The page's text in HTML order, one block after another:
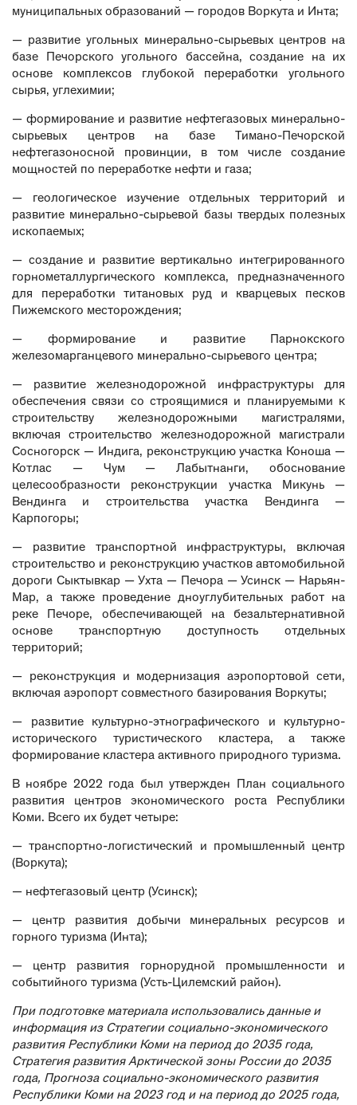
муниципальных образований — городов Воркута и Инта;
— развитие угольных минерально-сырьевых центров на
базе Печорского угольного бассейна, создание на их
основе комплексов глубокой переработки угольного
сырья, углехимии;
— формирование и развитие нефтегазовых минерально-
сырьевых центров на базе Тимано-Печорской
нефтегазоносной провинции, в том числе создание
мощностей по переработке нефти и газа;
— геологическое изучение отдельных территорий и
развитие минерально-сырьевой базы твердых полезных
ископаемых;
— создание и развитие вертикально интегрированного
горнометаллургического комплекса, предназначенного
для переработки титановых руд и кварцевых песков
Пижемского месторождения;
— формирование и развитие Парнокского
железомарганцевого минерально-сырьевого центра;
— развитие железнодорожной инфраструктуры для
обеспечения связи со строящимися и планируемыми к
строительству железнодорожными магистралями,
включая строительство железнодорожной магистрали
Сосногорск — Индига, реконструкцию участка Коноша —
Котлас — Чум — Лабытнанги, обоснование
целесообразности реконструкции участка Микунь —
Вендинга и строительства участка Вендинга —
Карпогоры;
— развитие транспортной инфраструктуры, включая
строительство и реконструкцию участков автомобильной
дороги Сыктывкар — Ухта — Печора — Усинск — Нарьян-
Мар, а также проведение дноуглубительных работ на
реке Печоре, обеспечивающей на безальтернативной
основе транспортную доступность отдельных
территорий;
— реконструкция и модернизация аэропортовой сети,
включая аэропорт совместного базирования Воркуты;
— развитие культурно-этнографического и культурно-
исторического туристического кластера, а также
формирование кластера активного природного туризма.
В ноябре 2022 года был утвержден План социального
развития центров экономического роста Республики
Коми. Всего их будет четыре:
— транспортно-логистический и промышленный центр
(Воркута);
— нефтегазовый центр (Усинск);
— центр развития добычи минеральных ресурсов и
горного туризма (Инта);
— центр развития горнорудной промышленности и
событийного туризма (Усть-Цилемский район).
При подготовке материала использовались данные и
информация из Стратегии социально-экономического
развития Республики Коми на период до 2035 года,
Стратегия развития Арктической зоны России до 2035
года, Прогноза социально-экономического развития
Республики Коми на 2023 год и на период до 2025 года,